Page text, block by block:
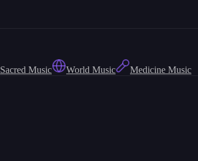
Sacred Music World Music Medicine Music